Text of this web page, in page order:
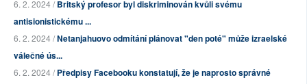
6. 2. 2024 /Britský profesor byl diskriminován kvůli svému
antisionistickému ...
6. 2. 2024 /Netanjahuovo odmítání plánovat "den poté" může izraelské
válečné ús...
6. 2. 2024 /Předpisy Facebooku konstatují, že je naprosto správné